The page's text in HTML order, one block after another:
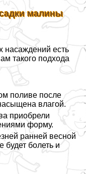
малины
насаждений есть
такого подхода
поливе после
влагой.
приобрели
форму.
ранней весной
будет болеть и